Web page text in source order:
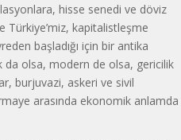
hisse senedi ve döviz
Türkiye’miz, kapitalistleşme
başladığı için bir antika
da olsa, modern de olsa, gericilik
burjuvazi, askeri ve sivil
arasında ekonomik anlamda